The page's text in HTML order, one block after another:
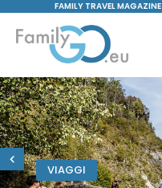
FAMILY TRAVEL MAGAZINE |
VIAGGI